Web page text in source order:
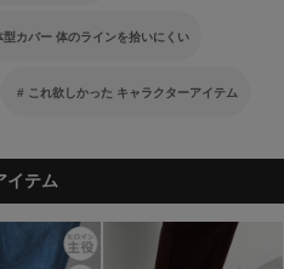
型カバー 体のラインを拾いにくい
これ欲しかった キャラクターアイテム
イテム